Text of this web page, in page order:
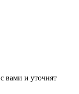
вами и уточнят